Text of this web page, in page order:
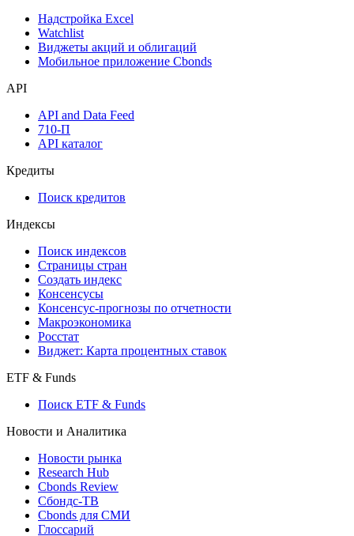
Календарь инвестора
Инструментарий
Мобильное приложение Cbonds
API
API and Data Feed
API каталог
Кредиты
Поиск кредитов
Индексы
Поиск индексов
Страницы стран
Создать индекс
Консенсусы
Макроэкономика
Виджет: Карта процентных ставок
ETF & Funds
Поиск ETF & Funds
Новости и Аналитика
Новости рынка
Research Hub